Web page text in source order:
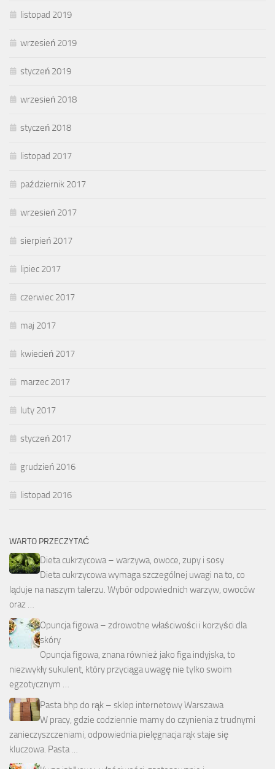
listopad 2019
wrzesień 2019
styczeń 2019
wrzesień 2018
styczeń 2018
listopad 2017
październik 2017
wrzesień 2017
sierpień 2017
lipiec 2017
czerwiec 2017
maj 2017
kwiecień 2017
marzec 2017
luty 2017
styczeń 2017
grudzień 2016
listopad 2016
WARTO PRZECZYTAĆ
Dieta cukrzycowa – warzywa, owoce, zupy i sosy
Dieta cukrzycowa wymaga szczególnej uwagi na to, co
ląduje na naszym talerzu. Wybór odpowiednich warzyw, owoców
oraz …
Opuncja figowa – zdrowotne właściwości i korzyści dla
skóry
Opuncja figowa, znana również jako figa indyjska, to
niezwykły sukulent, który przyciąga uwagę nie tylko swoim
egzotycznym …
Pasta bhp do rąk – sklep internetowy Warszawa
W pracy, gdzie codziennie mamy do czynienia z trudnymi
zanieczyszczeniami, odpowiednia pielęgnacja rąk staje się
kluczowa. Pasta …